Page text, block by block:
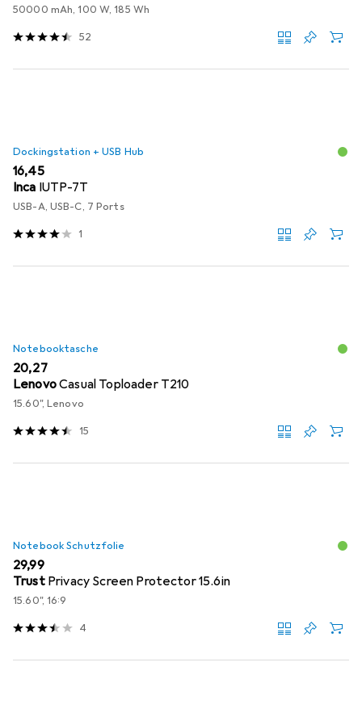
50000 mAh, 100 W, 185 Wh
52
Dockingstation + USB Hub
EUR
16,45
Inca IUTP-7T
USB-A, USB-C, 7 Ports
1
Notebooktasche
EUR
20,27
LenovoCasual Toploader T210
15.60", Lenovo
15
Notebook Schutzfolie
EUR
29,99
Trust Privacy Screen Protector 15.6in
15.60", 16:9
4